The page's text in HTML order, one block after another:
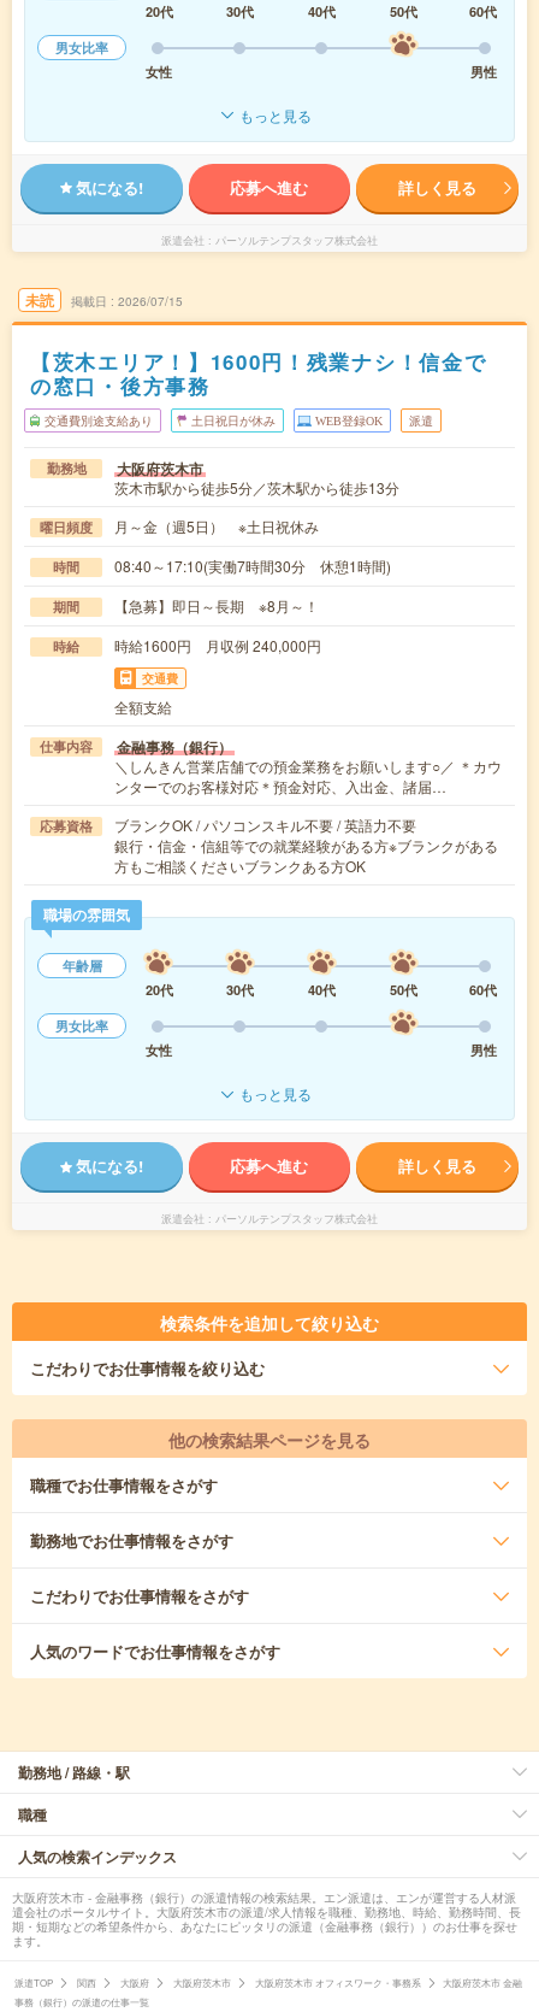
20代
30代 40代 50代
60代
男女比率
女性
男性
もっと見る
気になる! 応募へ進む 詳しく見る
派遣会社 パーソルテンプスタッフ株式会社
未読 掲載日 2026/07/15
【茨木エリア！】1600円！残業ナシ！信金で
の窓口・後方事務
交通費別途支給あり 土日祝日が休み WEB登録OK 派遣
勤務地 大阪府茨木市
茨木市駅から徒歩5分／茨木駅から徒歩13分
曜日頻度 月～金（週5日） ※土日祝休み
時間 08:40～17:10(実働7時間30分 休憩1時間)
期間 【急募】即日～長期 ※8月～！
時給 時給1600円 月収例 240,000円
交通費
全額支給
仕事内容 金融事務（銀行）
＼しんきん営業店舗での預金業務をお願いします○／ ＊カウ
ンターでのお客様対応＊預金対応、入出金、諸届…
応募資格
ブランクOK / パソコンスキル不要 / 英語力不要
銀行・信金・信組等での就業経験がある方※ブランクがある
方もご相談くださいブランクある方OK
職場の雰囲気
年齢層
20代
30代 40代 50代
60代
男女比率
女性
男性
もっと見る
気になる! 応募へ進む 詳しく見る
派遣会社 パーソルテンプスタッフ株式会社
検索条件を追加して絞り込む
こだわりでお仕事情報を絞り込む
他の検索結果ページを見る
職種でお仕事情報をさがす
勤務地でお仕事情報をさがす
こだわりでお仕事情報をさがす
人気のワードでお仕事情報をさがす
勤務地 / 路線・駅
職種
人気の検索インデックス
大阪府茨木市 - 金融事務（銀行）の派遣情報の検索結果。エン派遣は、エンが運営する人材派
遣会社のポータルサイト。大阪府茨木市の派遣/求人情報を職種、勤務地、時給、勤務時間、長
期・短期などの希望条件から、あなたにピッタリの派遣（金融事務（銀行））のお仕事を探せ
ます。
派遣TOP 関西 大阪府 大阪府茨木市 大阪府茨木市 オフィスワーク・事務系
大阪府茨木市 金融
事務（銀行）の派遣の仕事一覧